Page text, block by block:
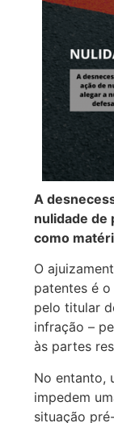
A
nulidade de
como
O
patentes é
pelo titular
infração –
às partes
No entanto,
impedem
situação